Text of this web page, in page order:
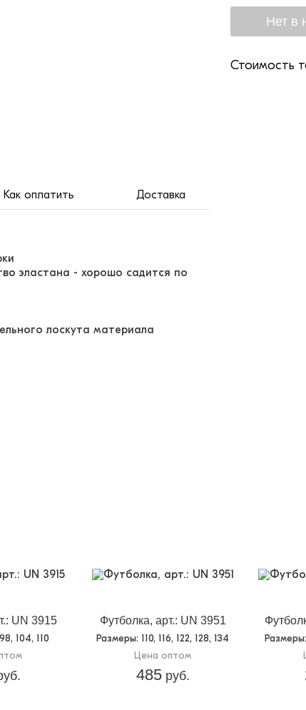
Стоимость
Как оплатить Доставка
эластана - хорошо садится по
лоскута материала
UN 3915
104, 110
Футболка, арт.: UN 3951
Размеры: 110, 116, 122, 128, 134
Цена оптом
485руб.
Размеры